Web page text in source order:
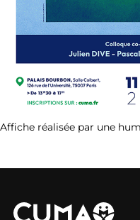
Affiche réalisée par une